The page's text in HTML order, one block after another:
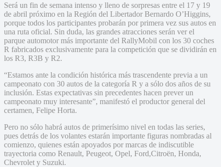
Será un fin de semana intenso y lleno de sorpresas entre el 17 y 19
de abril próximo en la Región del Libertador Bernardo O’Higgins,
porque todos los participantes probarán por primera vez sus autos en
una ruta oficial. Sin duda, las grandes atracciones serán ver el
parque automotor más importante del RallyMobil con los 30 coches
R fabricados exclusivamente para la competición que se dividirán en
los R3, R3B y R2.
“Estamos ante la condición histórica más trascendente previa a un
campeonato con 30 autos de la categoría R y a sólo dos años de su
inclusión. Estas expectativas sin precedentes hacen prever un
campeonato muy interesante”, manifestó el productor general del
certamen, Felipe Horta.
Pero no sólo habrá autos de primerísimo nivel en todas las series,
pues detrás de los volantes estarán importante figuras nombradas al
comienzo, quienes están apoyados por marcas de indiscutible
trayectoria como Renault, Peugeot, Opel, Ford,Citroën, Honda,
Chevrolet y Suzuki.